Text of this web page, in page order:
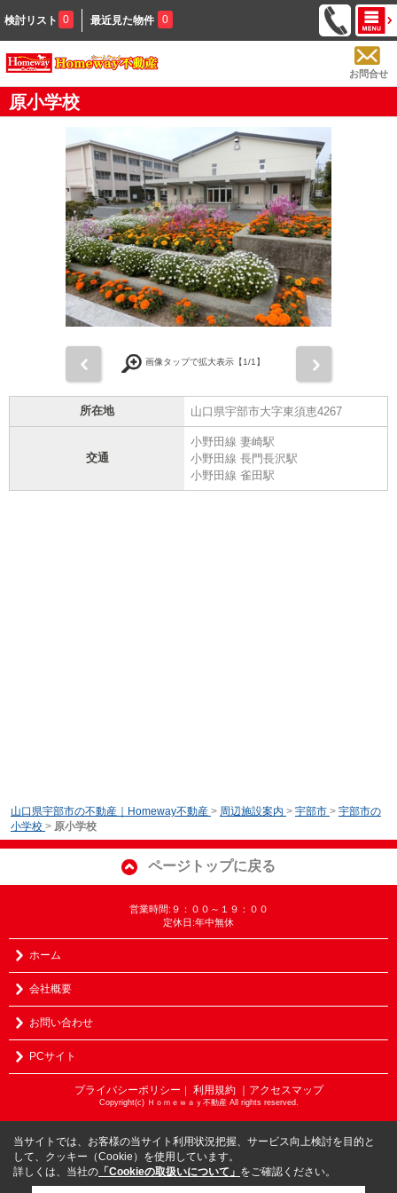
検討リスト 0 最近見た物件 0
お問合せ
原小学校
画像タップで拡大表示【1/1】
所在地 山口県宇部市大字東須恵4267
交通
小野田線 妻崎駅
小野田線 長門長沢駅
小野田線 雀田駅
山口県宇部市の不動産｜Homeway不動産 > 周辺施設案内 > 宇部市 > 宇部市の
小学校 > 原小学校
ページトップに戻る
営業時間:９：００～１９：００
定休日:年中無休
ホーム
会社概要
お問い合わせ
PCサイト
プライバシーポリシー ｜ 利用規約 ｜アクセスマップ
Copyright(c) Ｈｏｍｅｗａｙ不動産 All rights reserved.
当サイトでは、お客様の当サイト利用状況把握、サービス向上検討を目的と
して、クッキー（Cookie）を使用しています。
詳しくは、当社の 「Cookieの取扱いについて」 をご確認ください。